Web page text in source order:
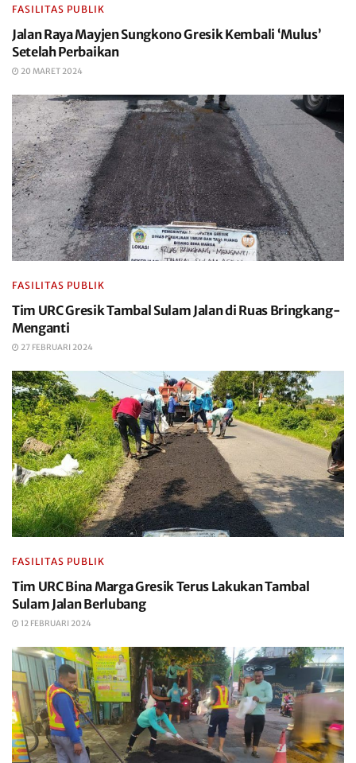
FASILITAS PUBLIK
Jalan Raya Mayjen Sungkono Gresik Kembali ‘Mulus’
Setelah Perbaikan
20 MARET 2024
FASILITAS PUBLIK
Tim URC Gresik Tambal Sulam Jalan di Ruas Bringkang-
Menganti
27 FEBRUARI 2024
FASILITAS PUBLIK
Tim URC Bina Marga Gresik Terus Lakukan Tambal
Sulam Jalan Berlubang
12 FEBRUARI 2024